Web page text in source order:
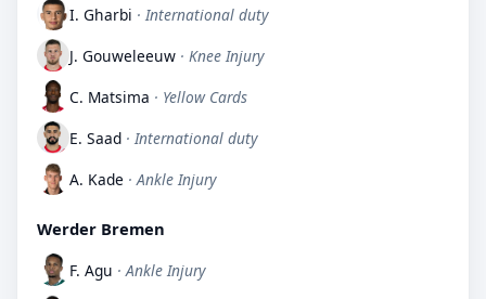
I. Gharbi · International duty
J. Gouweleeuw · Knee Injury
C. Matsima · Yellow Cards
E. Saad · International duty
A. Kade · Ankle Injury
Werder Bremen
F. Agu · Ankle Injury